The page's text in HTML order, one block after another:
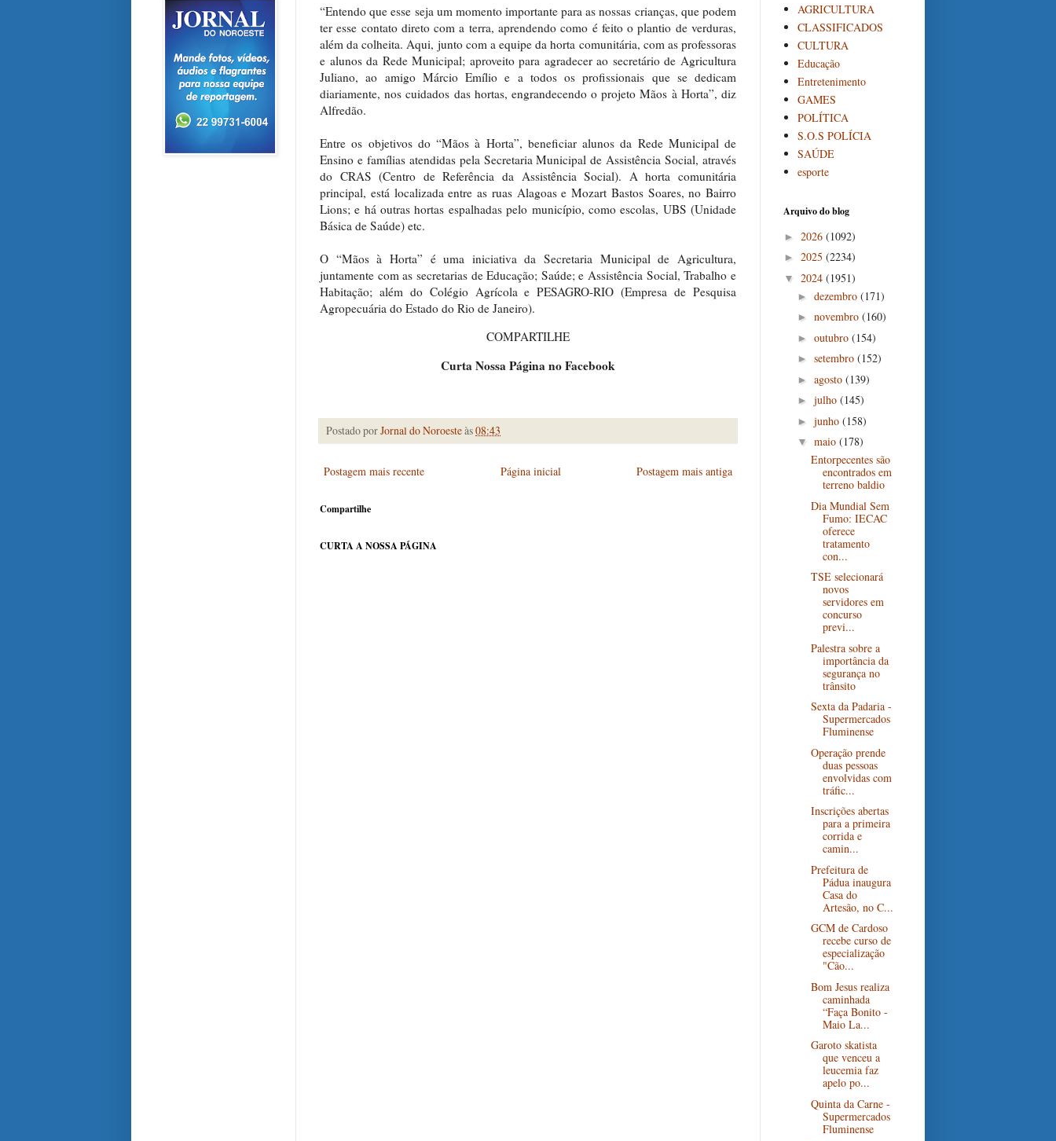
“Entendo que esse seja um momento importante para as nossas crianças, que podem
ter esse contato direto com a terra, aprendendo como é feito o plantio de verduras,
além da colheita. Aqui, junto com a equipe da horta comunitária, com as professoras
e alunos da Rede Municipal; aproveito para agradecer ao secretário de Agricultura
Juliano, ao amigo Márcio Emílio e a todos os profissionais que se dedicam
diariamente, nos cuidados das hortas, engrandecendo o projeto Mãos à Horta”, diz
Alfredão.
Entre os objetivos do “Mãos à Horta”, beneficiar alunos da Rede Municipal de
Ensino e famílias atendidas pela Secretaria Municipal de Assistência Social, através
do CRAS (Centro de Referência da Assistência Social). A horta comunitária
principal, está localizada entre as ruas Alagoas e Mozart Bastos Soares, no Bairro
Lions; e há outras hortas espalhadas pelo município, como escolas, UBS (Unidade
Básica de Saúde) etc.
O “Mãos à Horta” é uma iniciativa da Secretaria Municipal de Agricultura,
juntamente com as secretarias de Educação; Saúde; e Assistência Social, Trabalho e
Habitação; além do Colégio Agrícola e PESAGRO-RIO (Empresa de Pesquisa
Agropecuária do Estado do Rio de Janeiro).
COMPARTILHE
Curta Nossa Página no Facebook
Postado porJornal do Noroesteàs08:43
Postagem mais recente Postagem mais antiga
Página inicial
Compartilhe
CURTA A NOSSA PÁGINA
AGRICULTURA
CLASSIFICADOS
CULTURA
Educação
Entretenimento
GAMES
POLÍTICA
S.O.S POLÍCIA
SAÚDE
esporte
Arquivo do blog
► 2026 (1092)
► 2025 (2234)
▼ 2024 (1951)
► dezembro (171)
► novembro (160)
► outubro (154)
► setembro (152)
► agosto (139)
► julho (145)
► junho (158)
▼ maio (178)
Entorpecentes são
encontrados em
terreno baldio
Dia Mundial Sem
Fumo: IECAC
oferece
tratamento
con...
TSE selecionará
novos
servidores em
concurso
previ...
Palestra sobre a
importância da
segurança no
trânsito
Sexta da Padaria -
Supermercados
Fluminense
Operação prende
duas pessoas
envolvidas com
tráfic...
Inscrições abertas
para a primeira
corrida e
camin...
Prefeitura de
Pádua inaugura
Casa do
Artesão, no C...
GCM de Cardoso
recebe curso de
especialização
"Cão...
Bom Jesus realiza
caminhada
“Faça Bonito -
Maio La...
Garoto skatista
que venceu a
leucemia faz
apelo po...
Quinta da Carne -
Supermercados
Fluminense